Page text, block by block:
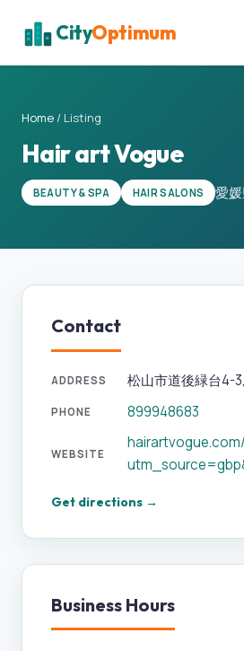
CityOptimum
Home / Listing
Hair art Vogue
BEAUTY & SPA HAIR SALONS 愛
Contact
ADDRESS 松山市道後緑台4-
PHONE 899948683
WEBSITE
Get directions →
Business Hours